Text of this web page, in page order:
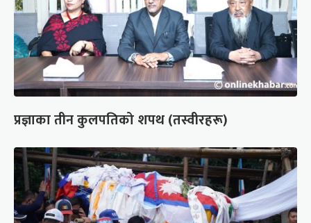
प्रज्ञाका तीन कुलपतिको शपथ (तस्वीरहरू)